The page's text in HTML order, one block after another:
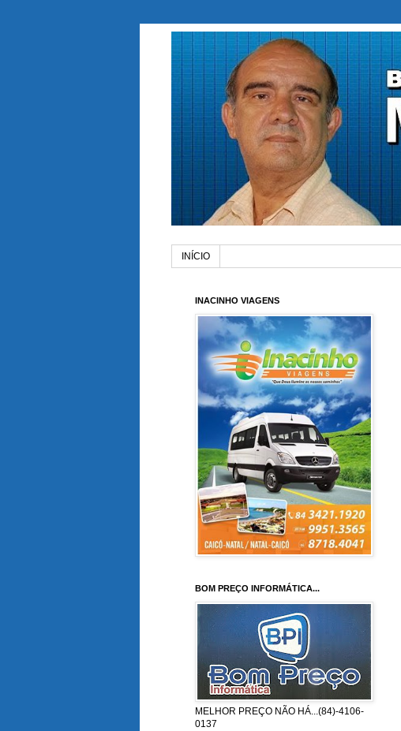
INÍCIO
INACINHO VIAGENS
BOM PREÇO INFORMÁTICA...
MELHOR PREÇO NÃO HÁ...(84)-4106-
0137